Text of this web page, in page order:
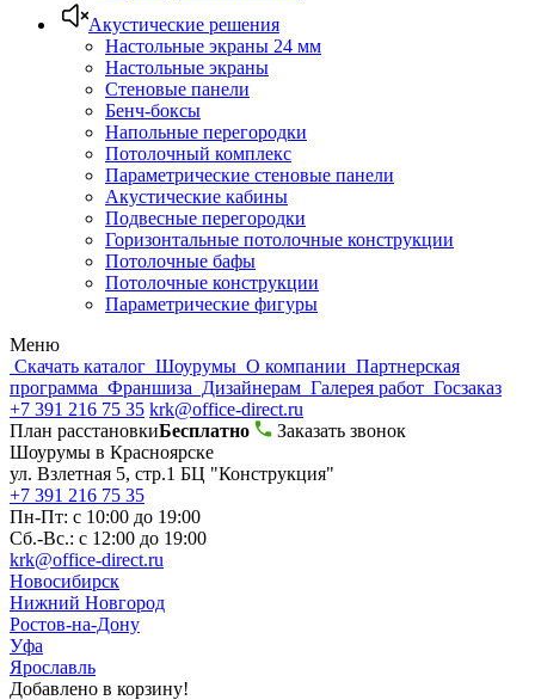
Акустические решения
Настольные экраны 24 мм
Настольные экраны
Стеновые панели
Бенч-боксы
Напольные перегородки
Потолочный комплекс
Параметрические стеновые панели
Акустические кабины
Подвесные перегородки
Горизонтальные потолочные конструкции
Потолочные бафы
Потолочные конструкции
Параметрические фигуры
Меню
Скачать каталог Шоурумы О компании Партнерская
программа Франшиза Дизайнерам Галерея работ Госзаказ
+7 391 216 75 35 krk@office-direct.ru
План расстановкиБесплатно
Заказать звонок
Шоурумы в Красноярске
ул. Взлетная 5, стр.1 БЦ "Конструкция"
+7 391 216 75 35
Пн-Пт: с 10:00 до 19:00
Сб.-Вс.: с 12:00 до 19:00
krk@office-direct.ru
Новосибирск
Нижний Новгород
Ростов-на-Дону
Уфа
Ярославль
Добавлено в корзину!